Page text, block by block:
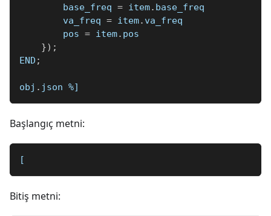
        base_freq
= item. base_freq
        va_freq
= item. va_freq
        pos
= item. pos
}) ;
END ;
obj . json %]
Başlangıç metni:
[
Bitiş metni: